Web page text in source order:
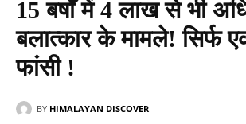
15 बर्षों में 4 लाख से भी
बलात्कार के मामले! सिर्फ
फांसी !
BY HIMALAYAN DISCOVER